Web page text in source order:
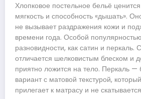
Хлопковое постельное бельё
мягкость и способность «дышать».
не вызывает раздражения кожи и
времени года. Особой
разновидности, как сатин и перкаль.
отличается шелковистым блеском и
приятно ложится на тело. Перкаль —
вариант с матовой текстурой,
прилегает к матрасу и не